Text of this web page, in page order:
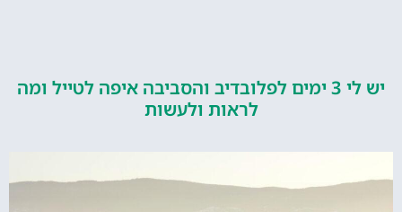
יש לי 3 ימים לפלובדיב והסביבה איפה לטייל ומה
לראות ולעשות